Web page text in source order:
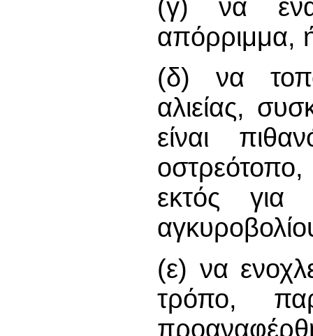
(γ) να
απόρριμμα,
(δ) να
αλιείας,
είναι
εκτός για
(ε) να
τρόπο,